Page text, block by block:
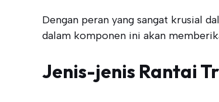
Dengan peran yang sangat krusial
dalam komponen ini akan
Jenis-jenis Rantai